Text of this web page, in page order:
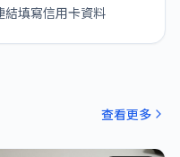
結填寫信用卡資料
查看更多